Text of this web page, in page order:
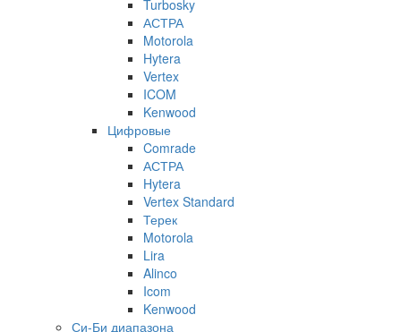
Turbosky
АСТРА
Motorola
Hytera
Vertex
ICOM
Kenwood
Цифровые
Comrade
АСТРА
Hytera
Vertex Standard
Терек
Motorola
Lira
Alinco
Icom
Kenwood
Си-Би диапазона